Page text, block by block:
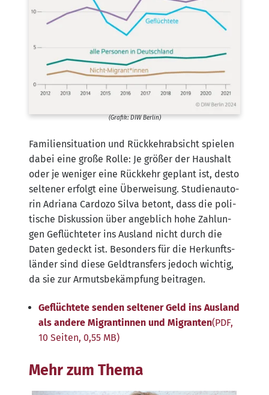
(Gra­fik: DIW Berlin)
Fami­li­en­si­tua­ti­on und Rück­kehr­ab­sicht spie­len
dabei eine gro­ße Rol­le: Je grö­ßer der Haus­halt
oder je weni­ger eine Rück­kehr geplant ist, des­to
sel­te­ner erfolgt eine Über­wei­sung. Stu­di­en­au­to­
rin Adria­na Car­do­zo Sil­va betont, dass die poli­
ti­sche Dis­kus­si­on über angeb­lich hohe Zah­lun­
gen Geflüch­te­ter ins Aus­land nicht durch die
Daten gedeckt ist. Beson­ders für die Her­kunfts­
län­der sind die­se Geld­trans­fers jedoch wich­tig,
da sie zur Armuts­be­kämp­fung beitragen.
Geflüch­te­te sen­den sel­te­ner Geld ins Aus­land
als ande­re Migran­tin­nen und Migran­ten(PDF,
10 Sei­ten, 0,55 MB)
Mehr zum Thema